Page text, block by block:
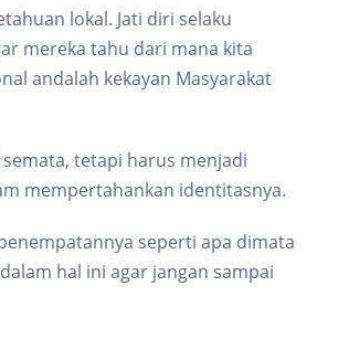
lokal. Jati diri selaku
mereka tahu dari mana kita
andalah kekayan Masyarakat
tetapi harus menjadi
mempertahankan identitasnya.
seperti apa dimata
hal ini agar jangan sampai